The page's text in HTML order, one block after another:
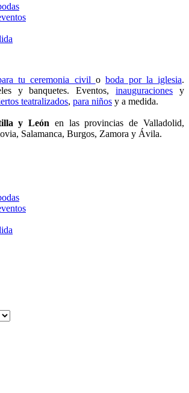
tu ceremonia civil o boda por la iglesia.
y banquetes. Eventos,inauguraciones y
teatralizados, para niños y a medida.
y León en las provincias de Valladolid,
Salamanca, Burgos, Zamora y Ávila.